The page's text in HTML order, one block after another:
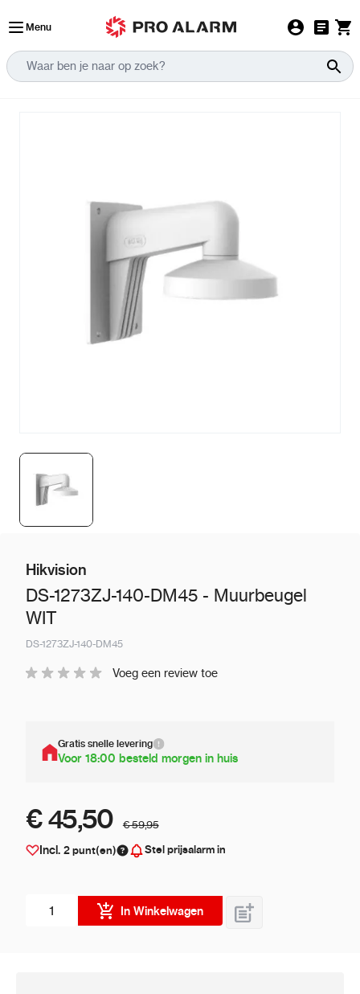
Menu
Hikvision
DS-1273ZJ-140-DM45 - Muurbeugel
WIT
DS-1273ZJ-140-DM45
Voeg een review toe
Gratis snelle levering
Voor 18:00 besteld morgen in huis
€ 45,50 € 59,95
Incl. 2punt(en) Stel prijsalarm in
In Winkelwagen